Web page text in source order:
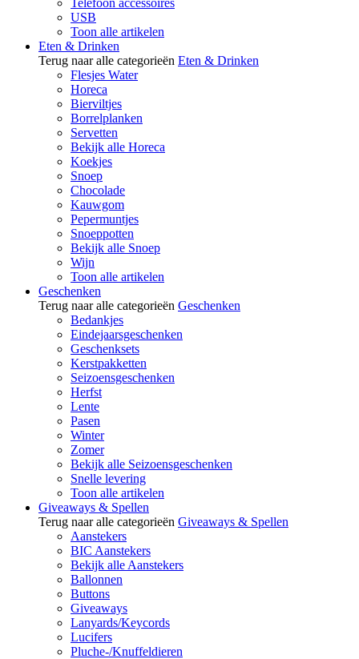
Telefoon accessoires
USB
Toon alle artikelen
Eten & Drinken
Terug naar alle categorieën Eten & Drinken
Flesjes Water
Horeca
Bierviltjes
Borrelplanken
Servetten
Bekijk alle Horeca
Koekjes
Snoep
Chocolade
Kauwgom
Pepermuntjes
Snoeppotten
Bekijk alle Snoep
Wijn
Toon alle artikelen
Geschenken
Terug naar alle categorieën Geschenken
Bedankjes
Eindejaarsgeschenken
Geschenksets
Kerstpakketten
Seizoensgeschenken
Herfst
Lente
Pasen
Winter
Zomer
Bekijk alle Seizoensgeschenken
Snelle levering
Toon alle artikelen
Giveaways & Spellen
Terug naar alle categorieën Giveaways & Spellen
Aanstekers
BIC Aanstekers
Bekijk alle Aanstekers
Ballonnen
Buttons
Giveaways
Lanyards/Keycords
Lucifers
Pluche-/Knuffeldieren